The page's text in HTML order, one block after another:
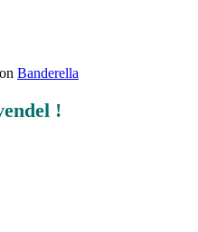
Banderella
!